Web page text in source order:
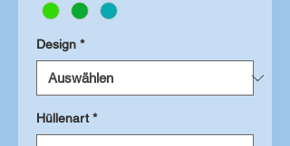
Design *
Hüllenart *